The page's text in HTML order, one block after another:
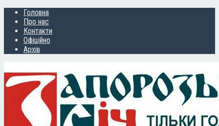
Головна
Про нас
Контакти
Офіційно
Архів